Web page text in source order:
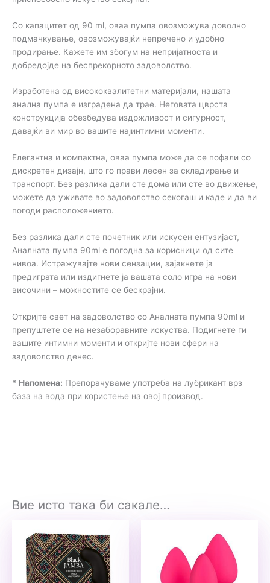
Со капацитет од 90 ml, оваа пумпа овозможува доволно
подмачкување, овозможувајќи непречено и удобно
продирање. Кажете им збогум на непријатноста и
добредојде на беспрекорното задоволство.
Изработена од висококвалитетни материјали, нашата
анална пумпа е изградена да трае. Неговата цврста
конструкција обезбедува издржливост и сигурност,
давајќи ви мир во вашите најинтимни моменти.
Елегантна и компактна, оваа пумпа може да се пофали со
дискретен дизајн, што го прави лесен за складирање и
транспорт. Без разлика дали сте дома или сте во движење,
можете да уживате во задоволство секогаш и каде и да ви
погоди расположението.
Без разлика дали сте почетник или искусен ентузијаст,
Аналната пумпа 90ml е погодна за корисници од сите
нивоа. Истражувајте нови сензации, зајакнете ја
предиграта или издигнете ја вашата соло игра на нови
височини – можностите се бескрајни.
Откријте свет на задоволство со Аналната пумпа 90ml и
препуштете се на незаборавните искуства. Подигнете ги
вашите интимни моменти и откријте нови сфери на
задоволство денес.
* Напомена: Препорачуваме употреба на лубрикант врз
база на вода при користење на овој производ.
Вие исто така би сакале…